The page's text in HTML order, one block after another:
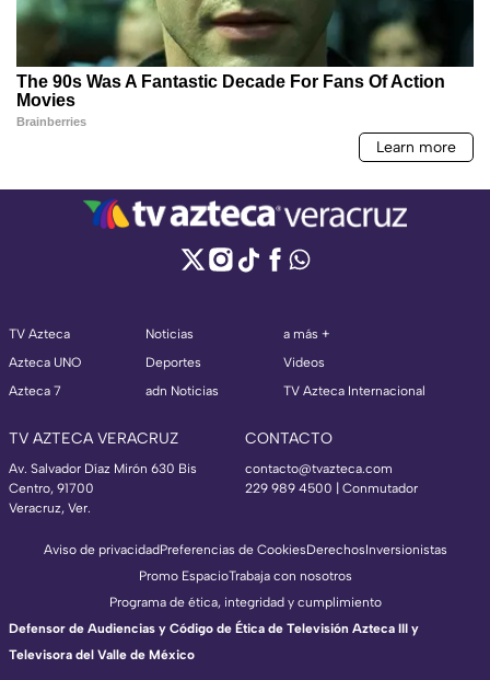
TV Azteca
Azteca UNO
Azteca 7
Noticias
Deportes
adn Noticias
a más +
Videos
TV Azteca Internacional
TV AZTECA VERACRUZ
Av. Salvador Díaz Mirón 630 Bis
Centro, 91700
Veracruz, Ver.
CONTACTO
contacto@tvazteca.com
229 989 4500 | Conmutador
Aviso de privacidadPreferencias de CookiesDerechosInversionistas
Promo EspacioTrabaja con nosotros
Programa de ética, integridad y cumplimiento
Defensor de Audiencias y Código de Ética de Televisión Azteca III y
Televisora del Valle de México